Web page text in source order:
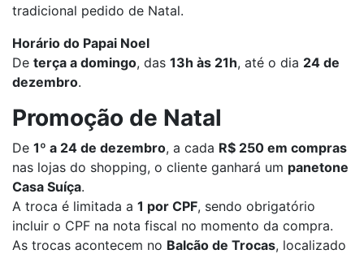
tradicional pedido de Natal.
Horário do Papai Noel
De terça a domingo, das 13h às 21h, até o dia 24 de
dezembro.
Promoção de Natal
De 1º a 24 de dezembro, a cada R$ 250 em compras
nas lojas do shopping, o cliente ganhará um panetone
Casa Suíça.
A troca é limitada a 1 por CPF, sendo obrigatório
incluir o CPF na nota fiscal no momento da compra.
As trocas acontecem no Balcão de Trocas, localizado